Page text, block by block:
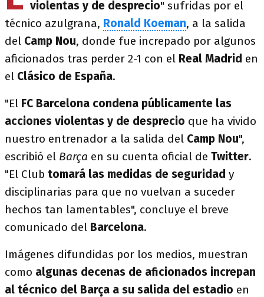
violentas y de desprecio" sufridas por el
técnico azulgrana, Ronald Koeman, a la salida
del Camp Nou, donde fue increpado por algunos
aficionados tras perder 2-1 con el Real Madrid en
el Clásico de España.
"El FC Barcelona condena públicamente las
acciones violentas y de desprecio que ha vivido
nuestro entrenador a la salida del Camp Nou",
escribió el Barça en su cuenta oficial de Twitter.
"El Club tomará las medidas de seguridad y
disciplinarias para que no vuelvan a suceder
hechos tan lamentables", concluye el breve
comunicado del Barcelona.
Imágenes difundidas por los medios, muestran
como algunas decenas de aficionados increpan
al técnico del Barça a su salida del estadio en